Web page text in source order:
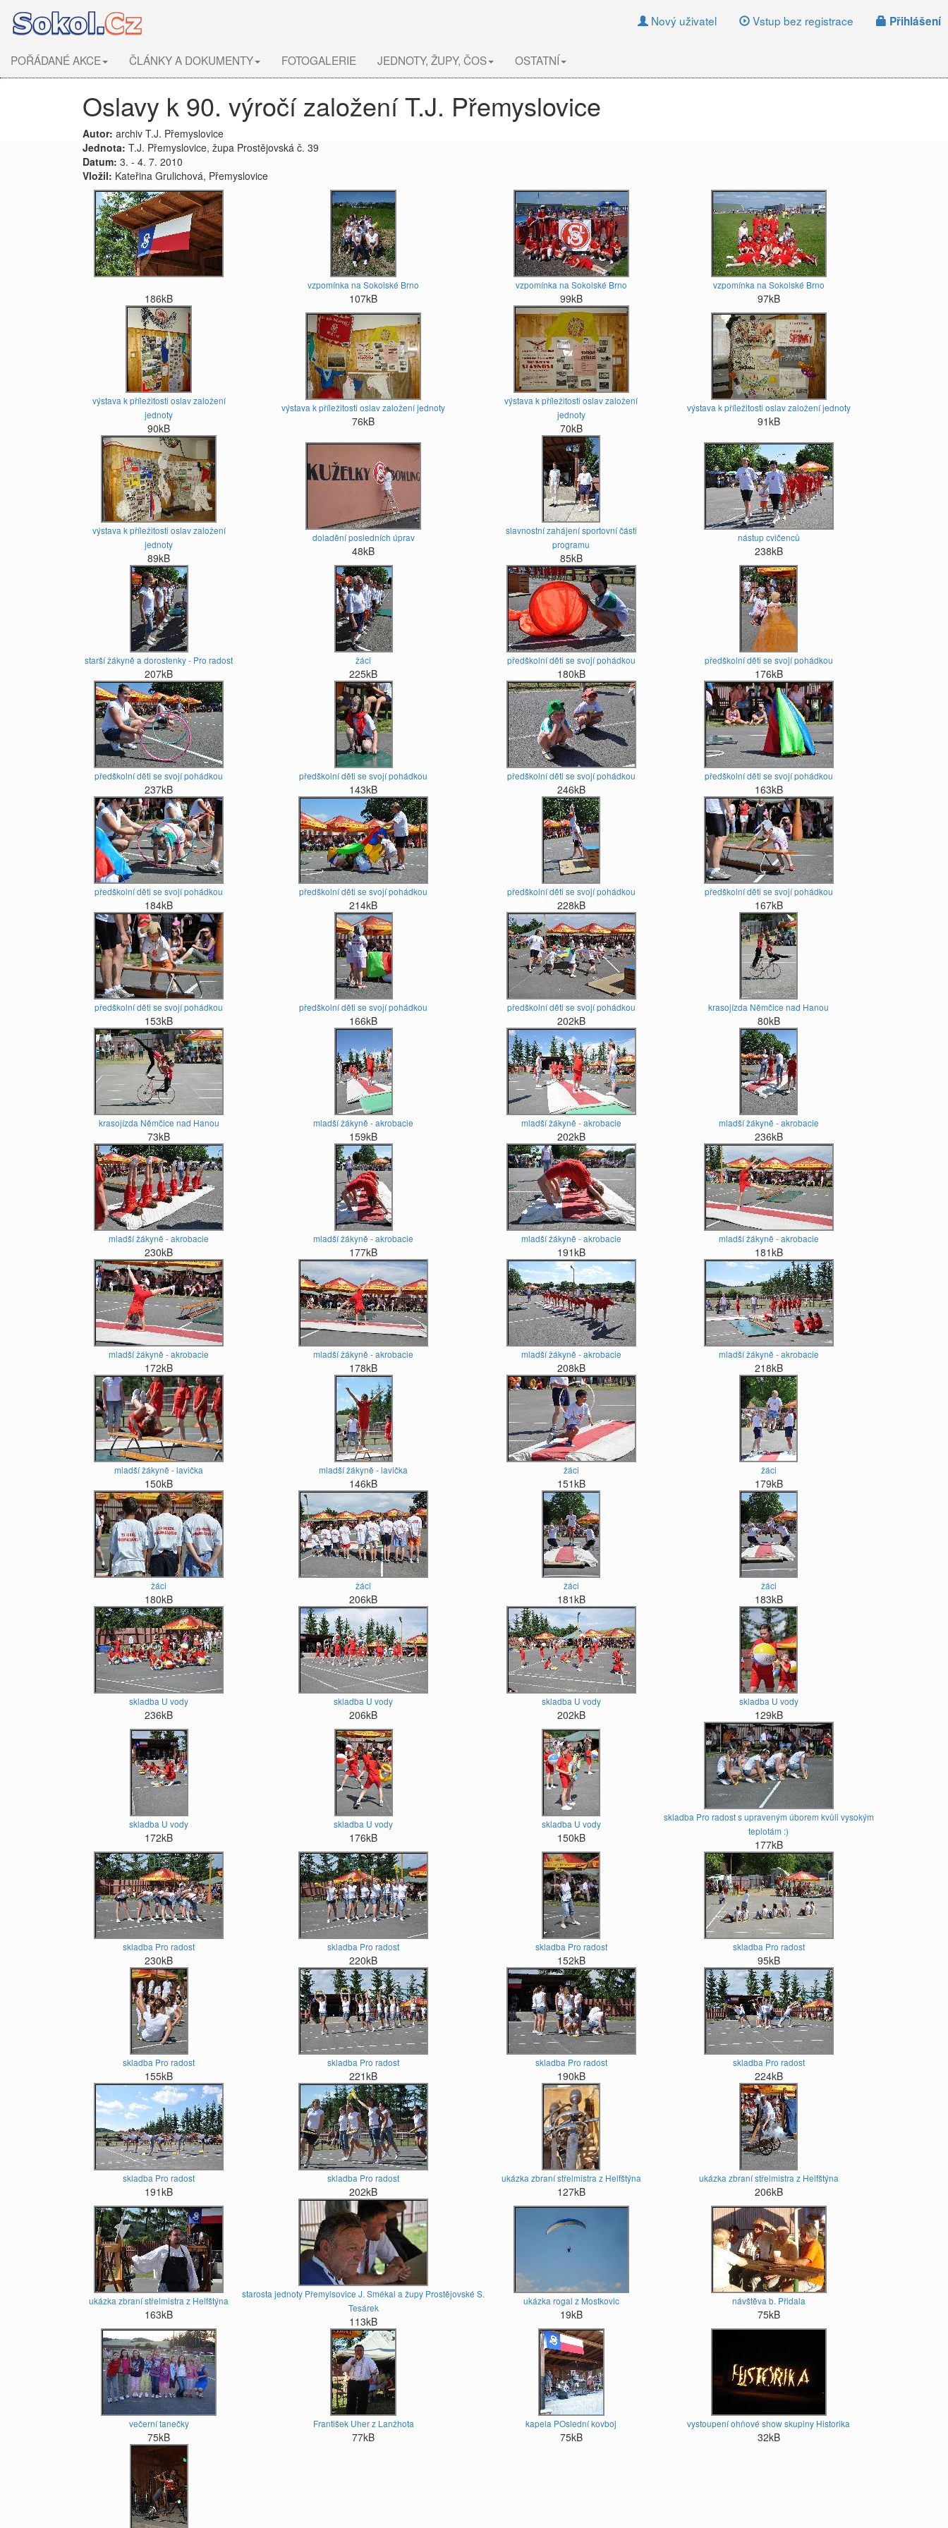
Nový uživatel Vstup bez registrace Přihlášení
POŘÁDANÉ AKCE ČLÁNKY A DOKUMENTY FOTOGALERIE JEDNOTY, ŽUPY, ČOS OSTATNÍ
Oslavy k 90. výročí založení T.J. Přemyslovice
Autor: archiv T.J. Přemyslovice
Jednota: T.J. Přemyslovice, župa Prostějovská č. 39
Datum: 3. - 4. 7. 2010
Vložil: Kateřina Grulichová, Přemyslovice
186kB
vzpomínka na Sokolské Brno
107kB
vzpomínka na Sokolské Brno
99kB
vzpomínka na Sokolské Brno
97kB
výstava k příležitosti oslav založení
jednoty
90kB
výstava k příležitosti oslav založení jednoty
76kB
výstava k příležitosti oslav založení
jednoty
70kB
výstava k příležitosti oslav založení jednoty
91kB
výstava k příležitosti oslav založení
jednoty
89kB
doladění posledních úprav
48kB
slavnostní zahájení sportovní části
programu
85kB
nástup cvičenců
238kB
starší žákyně a dorostenky - Pro radost
207kB
žáci
225kB
předškolní děti se svojí pohádkou
180kB
předškolní děti se svojí pohádkou
176kB
předškolní děti se svojí pohádkou
237kB
předškolní děti se svojí pohádkou
143kB
předškolní děti se svojí pohádkou
246kB
předškolní děti se svojí pohádkou
163kB
předškolní děti se svojí pohádkou
184kB
předškolní děti se svojí pohádkou
214kB
předškolní děti se svojí pohádkou
228kB
předškolní děti se svojí pohádkou
167kB
předškolní děti se svojí pohádkou
153kB
předškolní děti se svojí pohádkou
166kB
předškolní děti se svojí pohádkou
202kB
krasojízda Němčice nad Hanou
80kB
krasojízda Němčice nad Hanou
73kB
mladší žákyně - akrobacie
159kB
mladší žákyně - akrobacie
202kB
mladší žákyně - akrobacie
236kB
mladší žákyně - akrobacie
230kB
mladší žákyně - akrobacie
177kB
mladší žákyně - akrobacie
191kB
mladší žákyně - akrobacie
181kB
mladší žákyně - akrobacie
172kB
mladší žákyně - akrobacie
178kB
mladší žákyně - akrobacie
208kB
mladší žákyně - akrobacie
218kB
mladší žákyně - lavička
150kB
mladší žákyně - lavička
146kB
žáci
151kB
žáci
179kB
žáci
180kB
žáci
206kB
žáci
181kB
žáci
183kB
skladba U vody
236kB
skladba U vody
206kB
skladba U vody
202kB
skladba U vody
129kB
skladba U vody
172kB
skladba U vody
176kB
skladba U vody
150kB
skladba Pro radost s upraveným úborem kvůli vysokým
teplotám :)
177kB
skladba Pro radost
230kB
skladba Pro radost
220kB
skladba Pro radost
152kB
skladba Pro radost
95kB
skladba Pro radost
155kB
skladba Pro radost
221kB
skladba Pro radost
190kB
skladba Pro radost
224kB
skladba Pro radost
191kB
skladba Pro radost
202kB
ukázka zbraní střelmistra z Helfštýna
127kB
ukázka zbraní střelmistra z Helfštýna
206kB
ukázka zbraní střelmistra z Helfštýna
163kB
starosta jednoty Přemylsovice J. Smékal a župy Prostějovské S.
Tesárek
113kB
ukázka rogal z Mostkovic
19kB
návštěva b. Přidala
75kB
večerní tanečky
75kB
František Uher z Lanžhota
77kB
kapela POslední kovboj
75kB
vystoupení ohňové show skupiny Historika
32kB